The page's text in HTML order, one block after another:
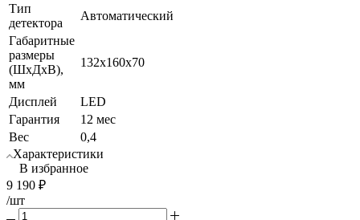
Тип
детектора
Автоматический
Габаритные
размеры
(ШхДхВ),
мм
132x160x70
Дисплей
LED
Гарантия
12 мес
Вес
0,4
Характеристики
В избранное
9 190 ₽
/шт